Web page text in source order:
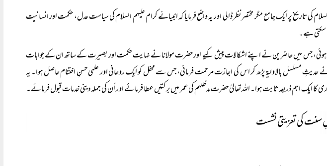
تاریخ پر ایک جامع مگر مختصر نظر ڈالی اور یہ واضح فرمایا کہ انبیائے کرام علیہم السلام کی سیاست عدل، حکمت اور انسانیت
سکتی ہے۔
ہوئی، جس میں حاضرین نے اپنے اشکالات پیش کیے اور حضرت مولانا نے نہایت حکمت اور بصیرت کے ساتھ ان کے جوابات
مسلسل بالاولیۃ پڑھ کر اس کی اجازت مرحمت فرمائی، جس سے محفل کو ایک روحانی اور علمی حسنِ اختتام حاصل ہوا۔ یہ
کا ایک اہم ذریعہ ثابت ہوا۔ اللہ تعالیٰ حضرت مدظلہم کی عمر میں برکتیں عطا فرمائے اور اُن کی جملہ دینی خدمات قبول فرمائے۔
سنت کی تعزیتی نشست